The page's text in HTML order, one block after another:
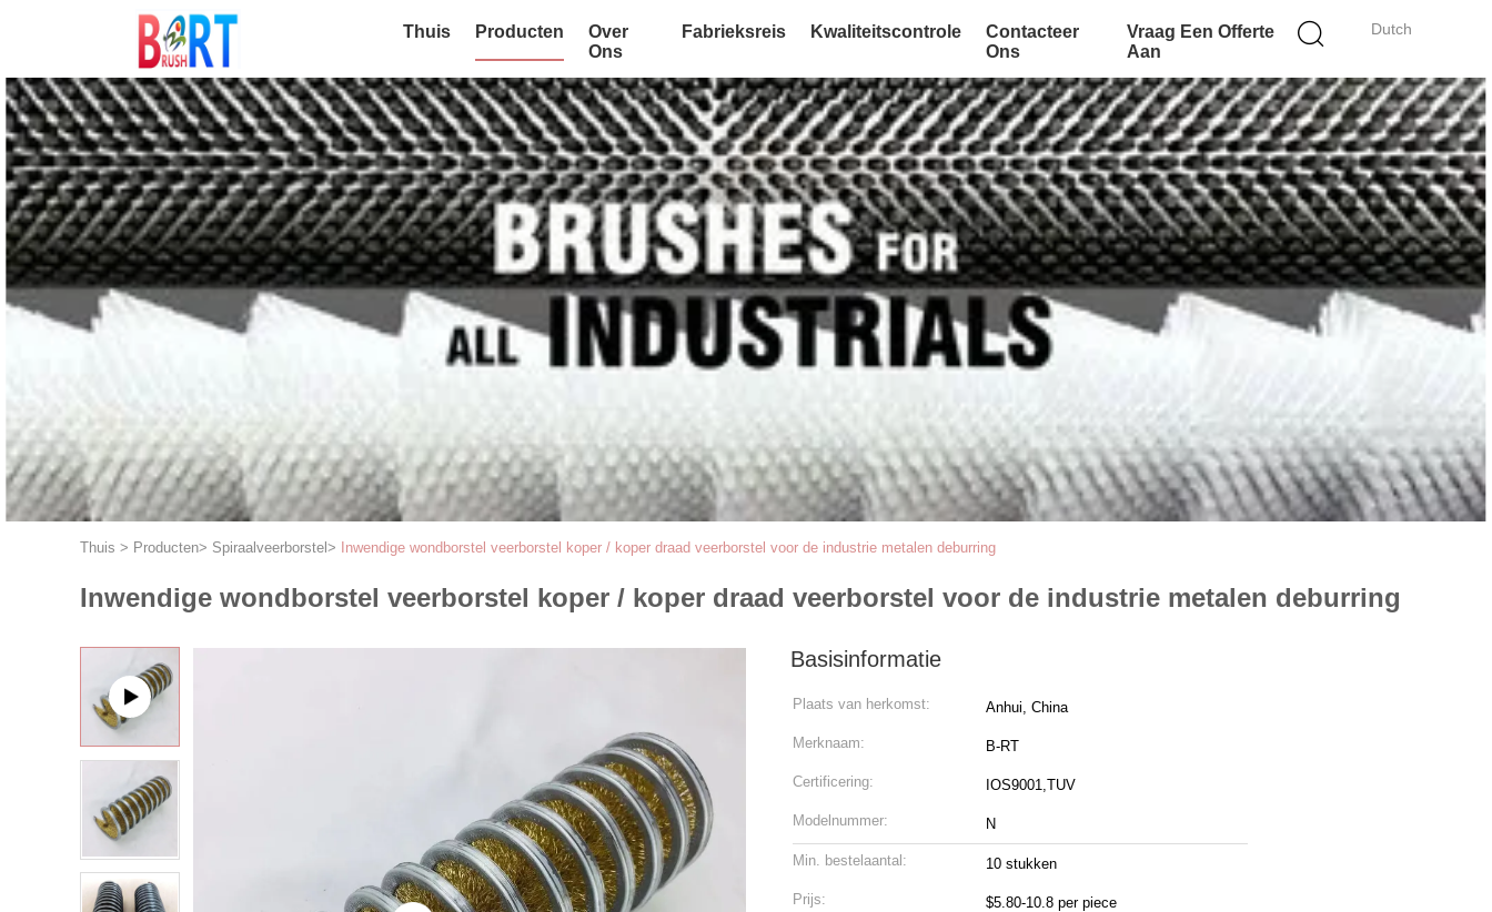
Dutch
Thuis Producten
Over
Ons
Fabrieksreis Kwaliteitscontrole
Contacteer
Ons
Vraag Een Offerte
Aan
Thuis > Producten> Spiraalveerborstel > Inwendige wondborstel veerborstel koper / koper draad veerborstel voor de industrie metalen deburring
Inwendige wondborstel veerborstel koper / koper draad veerborstel voor de industrie metalen deburring
Basisinformatie
Plaats van herkomst: Anhui, China
Merknaam: B-RT
Certificering: IOS9001,TUV
Modelnummer: N
Min. bestelaantal: 10 stukken
Prijs: $5.80-10.8 per piece